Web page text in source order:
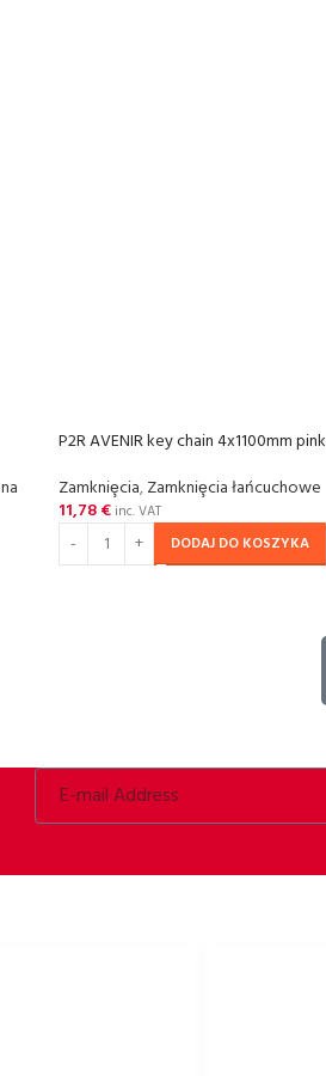
P2R AVENIR key chain 4x1100mm pink
Zamkniȩcia,Zamkniȩcia łańcuchowe
11,78€ inc. VAT
DODAJ DO KOSZYKA